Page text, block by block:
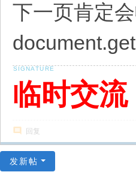
下一页肯定
临时交
回复
发新帖